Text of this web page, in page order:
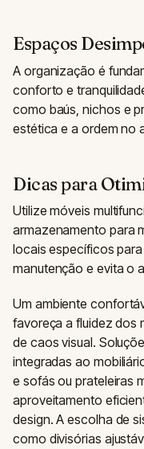
Espaços
A organização é
conforto e
como baús, nichos e
estética e a ordem no
Dicas para
Utilize móveis
armazenamento para
locais específicos
manutenção e evita o
Um ambiente
favoreça a fluidez dos
de caos visual.
integradas ao
e sofás ou prateleiras
aproveitamento
design. A escolha de
como divisórias